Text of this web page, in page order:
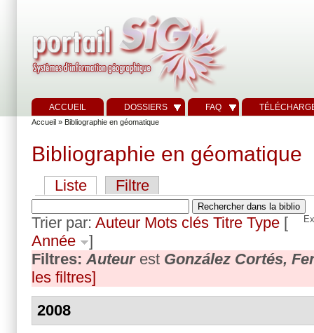
ACCUEIL DOSSIERS FAQ
Accueil » Bibliographie en géomatique
Bibliographie en géomatique
Liste Filtre
Trier par: Auteur Mots clés Titre Type [
Année
]
Filtres:Auteurest González Cortés,
les filtres]
2008